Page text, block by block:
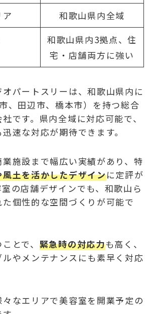
和歌山県内全域
和歌山県内3拠点、住
宅・店舗両方に強い
パートスリーは、和歌山県内に
、田辺市、橋本市）を持つ総合
です。県内全域に対応可能で、
速な対応が期待できます。
施設まで幅広い実績があり、特
土を活かしたデザインに定評が
の店舗デザインでも、和歌山ら
た個性的な空間づくりが可能で
とで、 緊急時の対応力も高く、
やメンテナンスにも素早く対応
なエリアで美容室を開業予定の